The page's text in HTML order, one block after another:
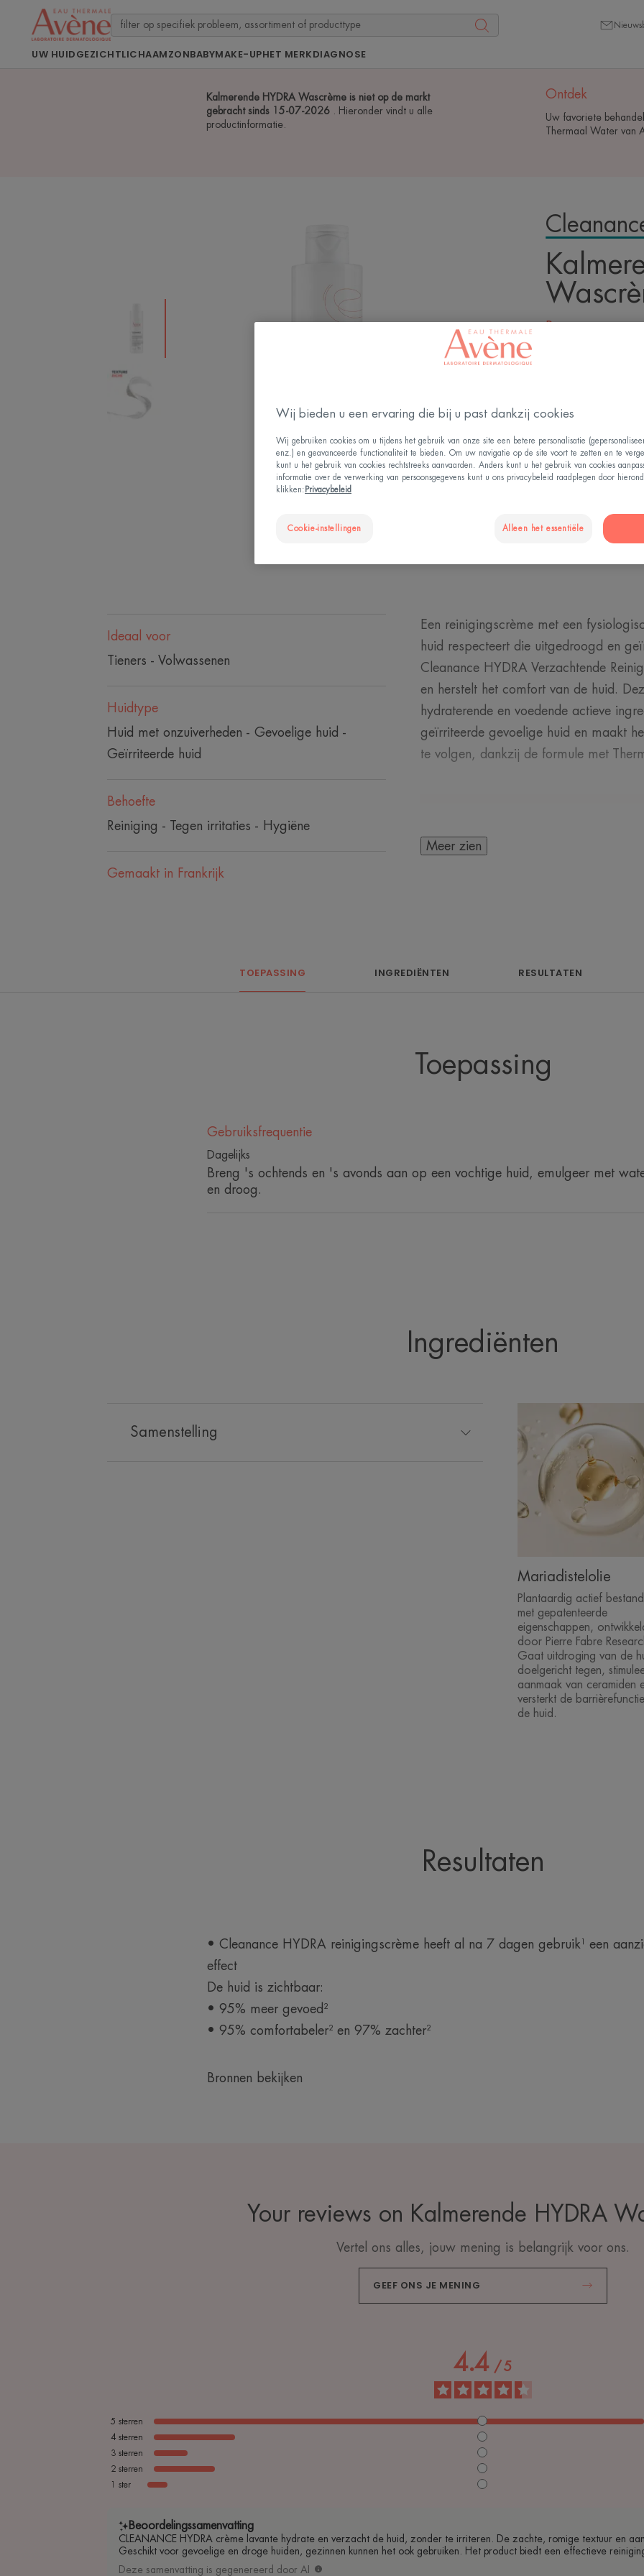
UW HUIDGEZICHTLICHAAMZONBABYMAKE-UPHET MERKDIAGNOSE
Kalmerende HYDRA Wascrème is niet op de markt
gebracht sinds 15-07-2026
. Hieronder vindt u alle
productinformatie.
Ontdek
Uw favoriete
Thermaal Water van
Permanent
Reinigt -
Reinigt mild en
droog en
Verzacht de
Ideaal voor
Tieners - Volwassenen
Huidtype
Huid met onzuiverheden - Gevoelige huid -
Geïrriteerde huid
Behoefte
Reiniging - Tegen irritaties - Hygiëne
Gemaakt in Frankrijk
Een reinigingscrème met een
huid respecteert die uitgedroogd en
Cleanance HYDRA Verzachtende
en herstelt het comfort van de huid.
hydraterende en voedende actieve
geïrriteerde gevoelige huid en maakt
te volgen, dankzij de formule met
door anti-
de huid, waarna
huidirriterende effecten van medicijnen
• VOEDEND: laat de huid weer
Geur van de inhoud
Ongeparfumeerd
Meer zien
TOEPASSING INGREDIËNTEN RESULTATEN
Toepassing
Gebruiksfrequentie
Dagelijks
Breng 's ochtends en 's avonds aan op een vochtige huid, emulgeer met
en droog.
Ingrediënten
Samenstelling
Mariadistelolie
Plantaardig actief
met gepatenteerde
eigenschappen,
door Pierre Fabre
Gaat uitdroging van de
doelgericht tegen,
aanmaak van ceramiden
versterkt de
de huid.
Resultaten
• Cleanance HYDRA reinigingscrème heeft al na 7 dagen gebruik¹ een
effect
De huid is zichtbaar:
• 95% meer gevoed²
• 95% comfortabeler² en 97% zachter²
Bronnen bekijken
Your reviews on Kalmerende HYDRA
Vertel ons alles, jouw mening is belangrijk voor ons.
GEEF ONS JE MENING
4.4 /5
5 sterren
4 sterren
3 sterren
2 sterren
1 ster
Beoordelingssamenvatting
CLEANANCE HYDRA crème lavante hydrate en verzacht de huid, zonder te irriteren. De zachte, romige textuur en
Geschikt voor gevoelige en droge huiden, gezinnen kunnen het ook gebruiken. Het product biedt een effectieve
Deze samenvatting is gegenereerd door AI
Wij bieden u een ervaring die bij u past dankzij cookies
Wij gebruiken cookies om u tijdens het gebruik van onze site een betere personalisatie
enz.) en geavanceerde functionaliteit te bieden. Om uw navigatie op de site voort te zetten en te
kunt u het gebruik van cookies rechtstreeks aanvaarden. Anders kunt u het gebruik van cookies
informatie over de verwerking van persoonsgegevens kunt u ons privacybeleid raadplegen door
klikken: Privacybeleid
Cookie-instellingen Alleen het essentiële